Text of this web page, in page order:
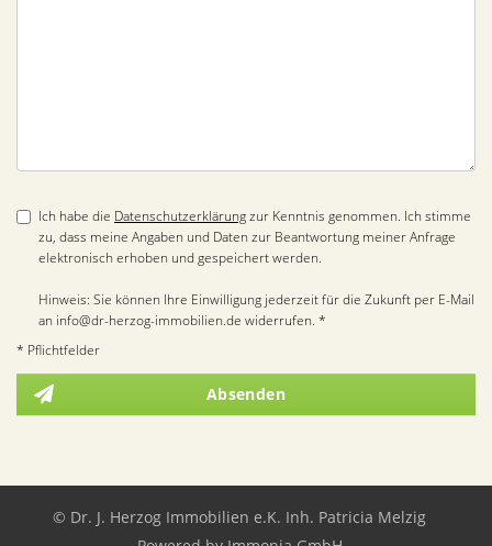
Ich habe die Datenschutzerklärungzur Kenntnis genommen. Ich stimme
zu, dass meine Angaben und Daten zur Beantwortung meiner Anfrage
elektronisch erhoben und gespeichert werden.
Hinweis: Sie können Ihre Einwilligung jederzeit für die Zukunft per E-Mail
an info@dr-herzog-immobilien.de widerrufen. *
* Pflichtfelder
Absenden
© Dr. J. Herzog Immobilien e.K. Inh. Patricia Melzig